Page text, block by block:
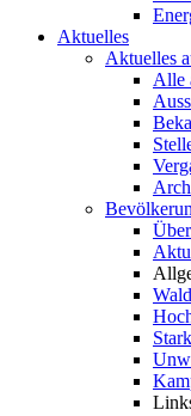
Aktuelles
Aktuelles
Alle